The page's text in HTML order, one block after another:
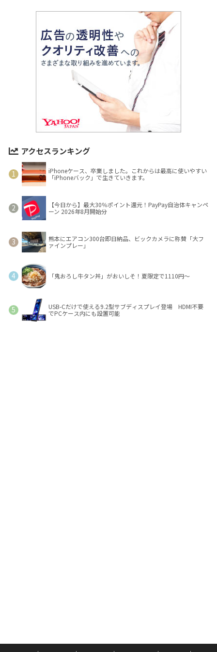
アクセスランキング
iPhoneケース、卒業しました。これからは最高に使いやすい
「iPhoneバック」で生きていきます。
【今日から】最大30％ポイント還元！PayPay自治体キャンペ
ーン 2026年8月開始分
熊本にエアコン300台即日納品、ビックカメラに称賛「大フ
ァインプレー」
「鬼おろし牛タン丼」がおいしそ！夏限定で1110円～
USB-Cだけで使える9.2型サブディスプレイ登場 HDMI不要
でPCケース内にも設置可能